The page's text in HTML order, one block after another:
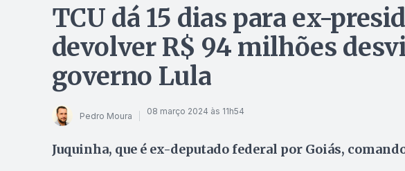
TCU dá 15 dias para ex-
devolver R$ 94 milhões
governo Lula
Pedro Moura 08 março 2024 às 11h54
Juquinha, que é ex-deputado federal por Goiás,